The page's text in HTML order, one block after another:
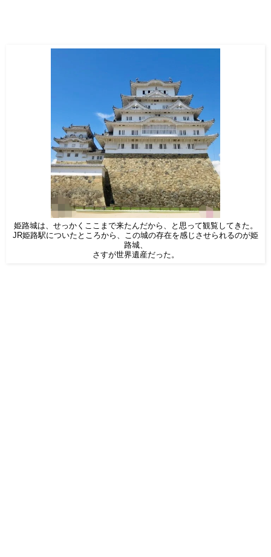
姫路城は、せっかくここまで来たんだから、と思って観覧してきた。
JR姫路駅についたところから、この城の存在を感じさせられるのが姫
路城、
さすが世界遺産だった。